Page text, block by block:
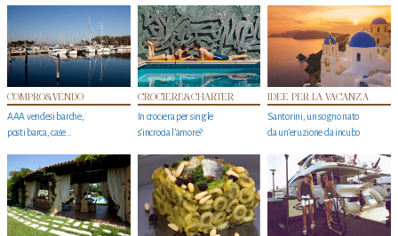
COMPRO&VENDO
AAA vendesi barche,
posti barca, case…
CROCIERE&CHARTER
In crociera per single
s'incrocia l’amore?
IDEE PER LA VACANZA
Santorini, un sogno nato
da un’eruzione da incubo